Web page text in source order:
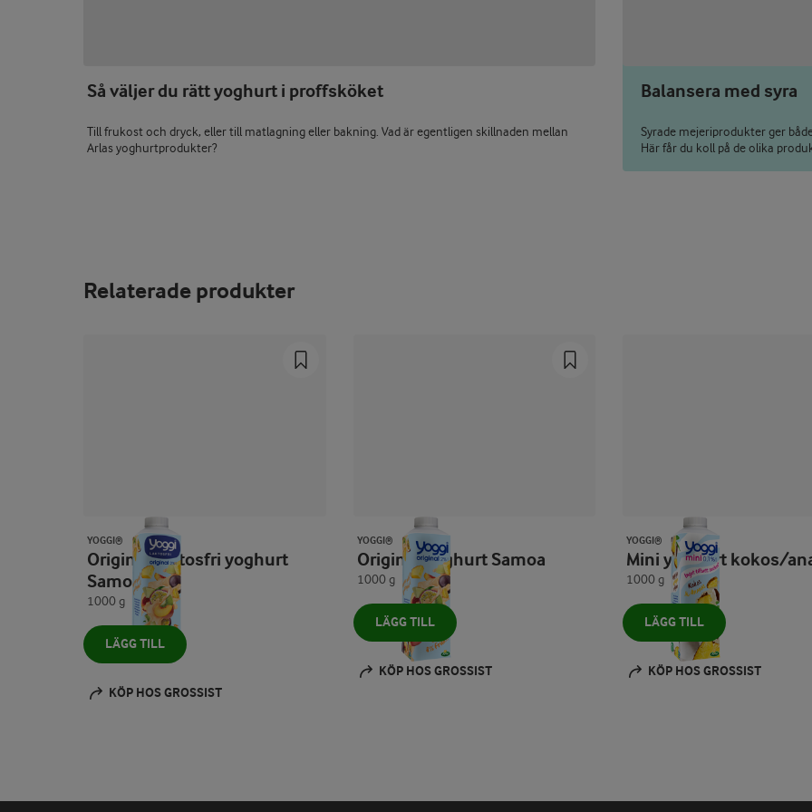
Så väljer du rätt yoghurt i proffsköket
Till frukost och dryck, eller till matlagning eller bakning. Vad är egentligen skillnaden mellan
Arlas yoghurtprodukter?
Balansera med syra
Syrade mejeriprodukter ger
Här får du koll på de olika
Relaterade produkter
YOGGI®
Original laktosfri yoghurt
Samoa
1000 g
LÄGG TILL
KÖP HOS GROSSIST
YOGGI®
Original yoghurt Samoa
1000 g
LÄGG TILL
KÖP HOS GROSSIST
YOGGI®
Mini yoghurt kokos/
1000 g
LÄGG TILL
KÖP HOS GROSSIST